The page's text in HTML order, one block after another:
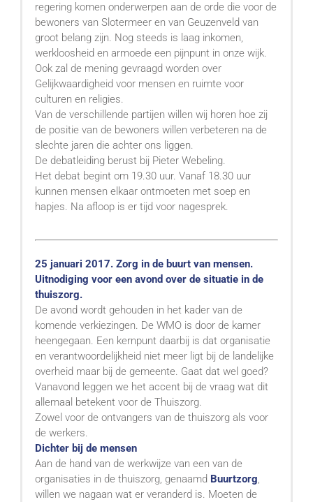
regering komen onderwerpen aan de orde die voor de
bewoners van Slotermeer en van Geuzenveld van
groot belang zijn. Nog steeds is laag inkomen,
werkloosheid en armoede een pijnpunt in onze wijk.
Ook zal de mening gevraagd worden over
Gelijkwaardigheid voor mensen en ruimte voor
culturen en religies.
Van de verschillende partijen willen wij horen hoe zij
de positie van de bewoners willen verbeteren na de
slechte jaren die achter ons liggen.
De debatleiding berust bij Pieter Webeling.
Het debat begint om 19.30 uur. Vanaf 18.30 uur
kunnen mensen elkaar ontmoeten met soep en
hapjes. Na afloop is er tijd voor nagesprek.
25 januari 2017. Zorg in de buurt van mensen.
Uitnodiging voor een avond over de situatie in de
thuiszorg.
De avond wordt gehouden in het kader van de
komende verkiezingen. De WMO is door de kamer
heengegaan. Een kernpunt daarbij is dat organisatie
en verantwoordelijkheid niet meer ligt bij de landelijke
overheid maar bij de gemeente. Gaat dat wel goed?
Vanavond leggen we het accent bij de vraag wat dit
allemaal betekent voor de Thuiszorg.
Zowel voor de ontvangers van de thuiszorg als voor
de werkers.
Dichter bij de mensen
Aan de hand van de werkwijze van een van de
organisaties in de thuiszorg, genaamd Buurtzorg,
willen we nagaan wat er veranderd is. Moeten de